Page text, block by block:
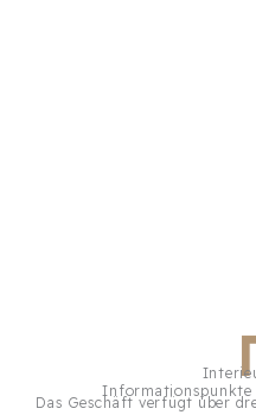
Informationspunkte
Das Geschäft verfügt über